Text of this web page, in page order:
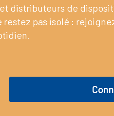
distributeurs de
pas isolé :